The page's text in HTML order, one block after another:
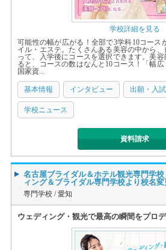
学校詳細を見る
可能性の幅が広がる！全部で3学科10コース
イル・エステ。たくさんある美容の中から
って、入学後にコースを選択できます。美
ると、コースの数はなんと10コース！「幅
国家資...
基本情報 インタビュー 出願・入試
学校ニュース
資料請求
名古屋ブライダル＆ホテル観光専門学
ィング＆ブライダル専門学校より校名変
専門学校 /愛知
ウェディング・観光で最高の瞬間をプロ